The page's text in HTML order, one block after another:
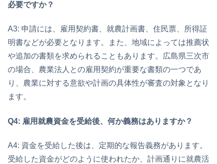
必要ですか？
A3: 申請には、雇用契約書、就農計画書、住民票、所得証
明書などが必要となります。また、地域によっては推薦状
や追加の書類を求められることもあります。広島県三次市
の場合、農業法人との雇用契約が重要な書類の一つであ
り、農業に対する意欲や計画の具体性が審査の対象となり
ます。
Q4: 雇用就農資金を受給後、何か義務はありますか？
A4: 資金を受給した後は、定期的な報告義務があります。
受給した資金がどのように使われたか、計画通りに就農活